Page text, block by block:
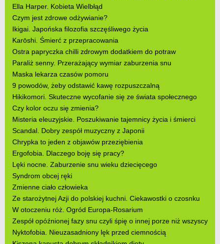
Ella Harper. Kobieta Wielbłąd
Czym jest zdrowe odżywianie?
Ikigai. Japońska filozofia szczęśliwego życia
Karōshi. Śmierć z przepracowania
Ostra papryczka chilli zdrowym dodatkiem do potraw
Paraliż senny. Przerażający wymiar zaburzenia snu
Maska lekarza czasów pomoru
9 powodów, żeby odstawić kawę rozpuszczalną
Hikikomori. Skuteczne wycofanie się ze świata społecznego
Czy kolor oczu się zmienia?
Misteria eleuzyjskie. Poszukiwanie tajemnicy życia i śmierci
Scandal. Dobry zespół muzyczny z Japonii
Chrypka to jeden z objawów przeziębienia
Ergofobia. Dlaczego boję się pracy?
Lęki nocne. Zaburzenie snu wieku dziecięcego
Syndrom obcej ręki
Zmienne ciało człowieka
Ze starożytnej Azji do polskiej kuchni. Ciekawostki o czosnku
W otoczeniu róż. Ogród Europa-Rosarium
Zespół opóźnionej fazy snu czyli śpię o innej porze niż wszyscy
Nyktofobia. Nieuzasadniony lęk przed ciemnością